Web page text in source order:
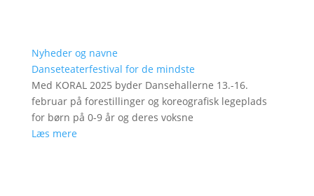
Nyheder og navne
Danseteaterfestival for de mindste
Med KORAL 2025 byder Dansehallerne 13.-16.
februar på forestillinger og koreografisk legeplads
for børn på 0-9 år og deres voksne
Læs mere